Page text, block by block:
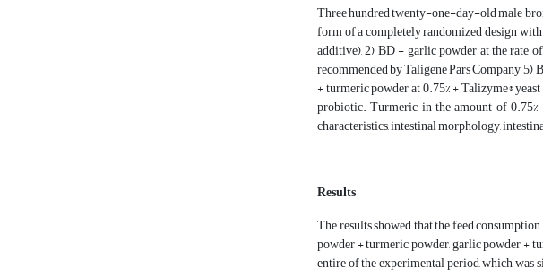
Three hundred twenty-one-day-old male
form of a completely randomized design
additive), 2) BD + garlic powder at the rate
recommended by Taligene Pars Company, 5)
+ turmeric powder at 0.75% + Talizyme®
probiotic. Turmeric in the amount of
characteristics, intestinal morphology,
Results
The results showed that the feed
powder + turmeric powder, garlic powder +
entire of the experimental period, which